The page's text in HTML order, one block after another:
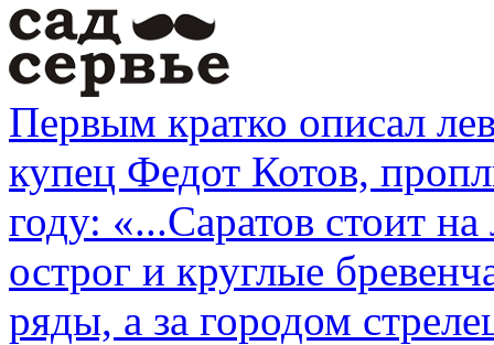
Первым кратко описал
купец Федот Котов,
году: «...Саратов стоит
острог и круглые
ряды, а за городом